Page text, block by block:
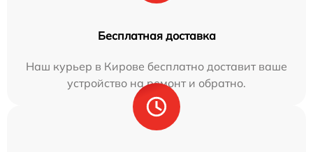
Бесплатная доставка
Наш курьер в Кирове бесплатно доставит ваше
устройство на ремонт и обратно.